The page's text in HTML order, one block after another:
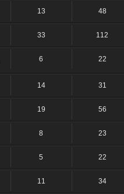
13 48
33 112
6 22
14 31
19 56
8 23
5 22
11 34